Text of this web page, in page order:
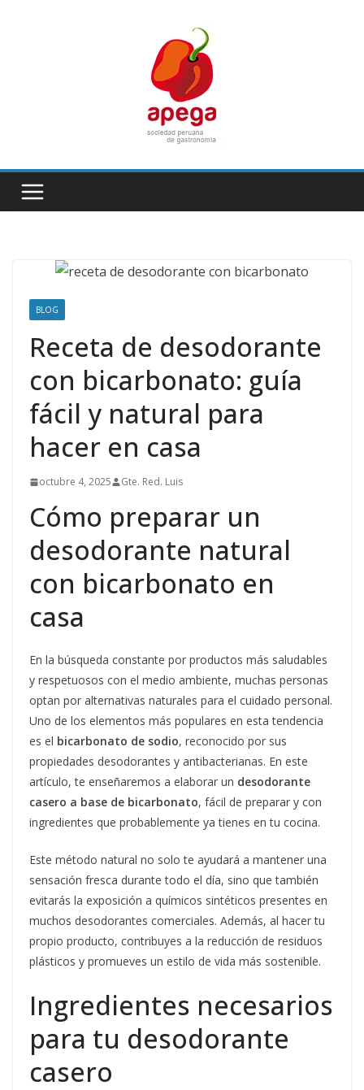
BLOG
Receta de desodorante
con bicarbonato: guía
fácil y natural para
hacer en casa
octubre 4, 2025 Gte. Red. Luis
Cómo preparar un
desodorante natural
con bicarbonato en
casa
En la búsqueda constante por productos más saludables
y respetuosos con el medio ambiente, muchas personas
optan por alternativas naturales para el cuidado personal.
Uno de los elementos más populares en esta tendencia
es el bicarbonato de sodio, reconocido por sus
propiedades desodorantes y antibacterianas. En este
artículo, te enseñaremos a elaborar un desodorante
casero a base de bicarbonato, fácil de preparar y con
ingredientes que probablemente ya tienes en tu cocina.
Este método natural no solo te ayudará a mantener una
sensación fresca durante todo el día, sino que también
evitarás la exposición a químicos sintéticos presentes en
muchos desodorantes comerciales. Además, al hacer tu
propio producto, contribuyes a la reducción de residuos
plásticos y promueves un estilo de vida más sostenible.
Ingredientes necesarios
para tu desodorante
casero